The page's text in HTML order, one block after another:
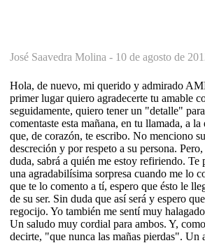
José Saavedra Molina - 10 de agosto de
Hola, de nuevo, mi querido y admirado
primer lugar quiero agradecerte tu amable
seguidamente, quiero tener un "detalle"
comentaste esta mañana, en tu llamada, a la
que, de corazón, te escribo. No menciono
descreción y por respeto a su persona.
duda, sabrá a quién me estoy refiriendo. Te
una agradabilísima sorpresa cuando me lo
que te lo comento a tí, espero que ésto le
de su ser. Sin duda que así será y espero
regocijo. Yo también me sentí muy
Un saludo muy cordial para ambos. Y,
decirte, "que nunca las mañas pierdas". Un